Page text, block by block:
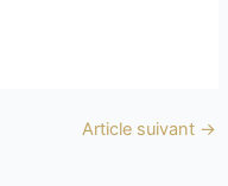
Article suivant →